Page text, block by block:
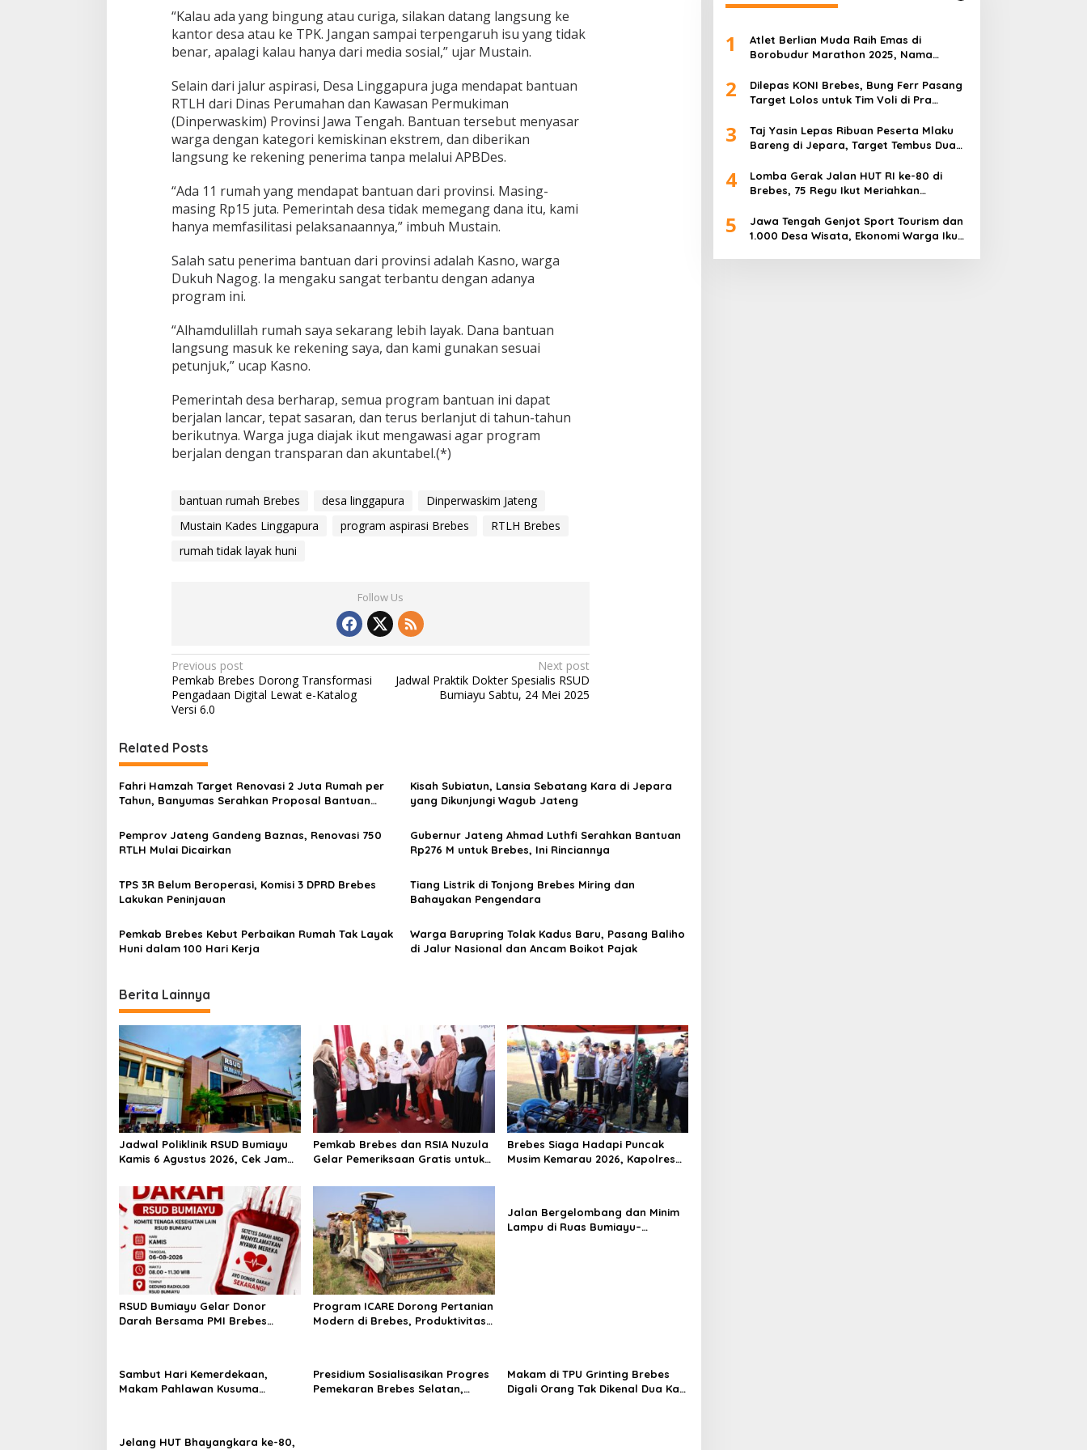
“Kalau ada yang bingung atau curiga, silakan datang langsung ke
kantor desa atau ke TPK. Jangan sampai terpengaruh isu yang tidak
benar, apalagi kalau hanya dari media sosial,” ujar Mustain.
Selain dari jalur aspirasi, Desa Linggapura juga mendapat bantuan
RTLH dari Dinas Perumahan dan Kawasan Permukiman
(Dinperwaskim) Provinsi Jawa Tengah. Bantuan tersebut menyasar
warga dengan kategori kemiskinan ekstrem, dan diberikan
langsung ke rekening penerima tanpa melalui APBDes.
“Ada 11 rumah yang mendapat bantuan dari provinsi. Masing-
masing Rp15 juta. Pemerintah desa tidak memegang dana itu, kami
hanya memfasilitasi pelaksanaannya,” imbuh Mustain.
Salah satu penerima bantuan dari provinsi adalah Kasno, warga
Dukuh Nagog. Ia mengaku sangat terbantu dengan adanya
program ini.
“Alhamdulillah rumah saya sekarang lebih layak. Dana bantuan
langsung masuk ke rekening saya, dan kami gunakan sesuai
petunjuk,” ucap Kasno.
Pemerintah desa berharap, semua program bantuan ini dapat
berjalan lancar, tepat sasaran, dan terus berlanjut di tahun-tahun
berikutnya. Warga juga diajak ikut mengawasi agar program
berjalan dengan transparan dan akuntabel.(*)
bantuan rumah Brebes desa linggapura
Dinperwaskim Jateng
Mustain Kades Linggapura
program aspirasi Brebes
RTLH Brebes
rumah tidak layak huni
Follow Us
P
o
s
t
n
a
v
i
g
a
t
o
Previous post
Pemkab Brebes Dorong Transformasi
Pengadaan Digital Lewat e-Katalog
Versi 6.0
Next post
Jadwal Praktik Dokter Spesialis RSUD
Bumiayu Sabtu, 24 Mei 2025
Related Posts
Fahri Hamzah Target Renovasi 2 Juta Rumah per
Tahun, Banyumas Serahkan Proposal Bantuan
Kisah Subiatun, Lansia Sebatang Kara di Jepara
yang Dikunjungi Wagub Jateng
Pemprov Jateng Gandeng Baznas, Renovasi 750
RTLH Mulai Dicairkan
Gubernur Jateng Ahmad Luthfi Serahkan Bantuan
Rp276 M untuk Brebes, Ini Rinciannya
TPS 3R Belum Beroperasi, Komisi 3 DPRD Brebes
Lakukan Peninjauan
Tiang Listrik di Tonjong Brebes Miring dan
Bahayakan Pengendara
Pemkab Brebes Kebut Perbaikan Rumah Tak Layak
Huni dalam 100 Hari Kerja
Warga Barupring Tolak Kadus Baru, Pasang Baliho
di Jalur Nasional dan Ancam Boikot Pajak
Berita Lainnya
Jadwal Poliklinik RSUD Bumiayu
Kamis 6 Agustus 2026, Cek Jam
Berkunjung
Pemkab Brebes dan RSIA Nuzula
Gelar Pemeriksaan Gratis untuk
Kesehatan Ibu dan Bayi
Brebes Siaga Hadapi Puncak
Musim Kemarau 2026, Kapolres
RSUD Bumiayu Gelar Donor
Darah Bersama PMI Brebes
Program ICARE Dorong Pertanian
Modern di Brebes, Produktivitas
Jalan Bergelombang dan Minim
Lampu di Ruas Bumiayu–
Sambut Hari Kemerdekaan,
Makam Pahlawan Kusuma
Presidium Sosialisasikan Progres
Pemekaran Brebes Selatan,
Makam di TPU Grinting Brebes
Digali Orang Tak Dikenal Dua Kali,
Jelang HUT Bhayangkara ke-80,
1
Atlet Berlian Muda Raih Emas di
Borobudur Marathon 2025, Nama
2
Dilepas KONI Brebes, Bung Ferr Pasang
Target Lolos untuk Tim Voli di Pra
3
Taj Yasin Lepas Ribuan Peserta Mlaku
Bareng di Jepara, Target Tembus Dua
4
Lomba Gerak Jalan HUT RI ke-80 di
Brebes, 75 Regu Ikut Meriahkan
5
Jawa Tengah Genjot Sport Tourism dan
1.000 Desa Wisata, Ekonomi Warga Ikut